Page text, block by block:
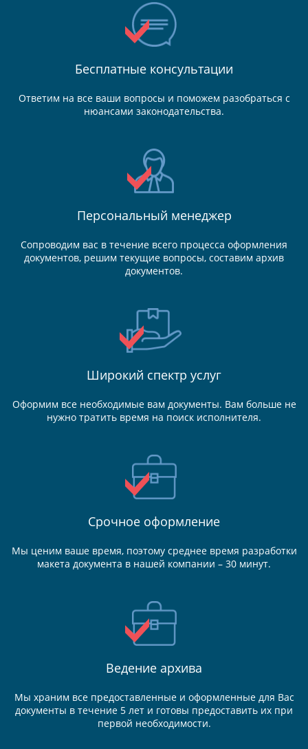
Бесплатные консультации
Ответим на все ваши вопросы и поможем разобраться с
нюансами законодательства.
Персональный менеджер
Сопроводим вас в течение всего процесса оформления
документов, решим текущие вопросы, составим архив
документов.
Широкий спектр услуг
Оформим все необходимые вам документы. Вам больше не
нужно тратить время на поиск исполнителя.
Срочное оформление
Мы ценим ваше время, поэтому среднее время разработки
макета документа в нашей компании – 30 минут.
Ведение архива
Мы храним все предоставленные и оформленные для Вас
документы в течение 5 лет и готовы предоставить их при
первой необходимости.